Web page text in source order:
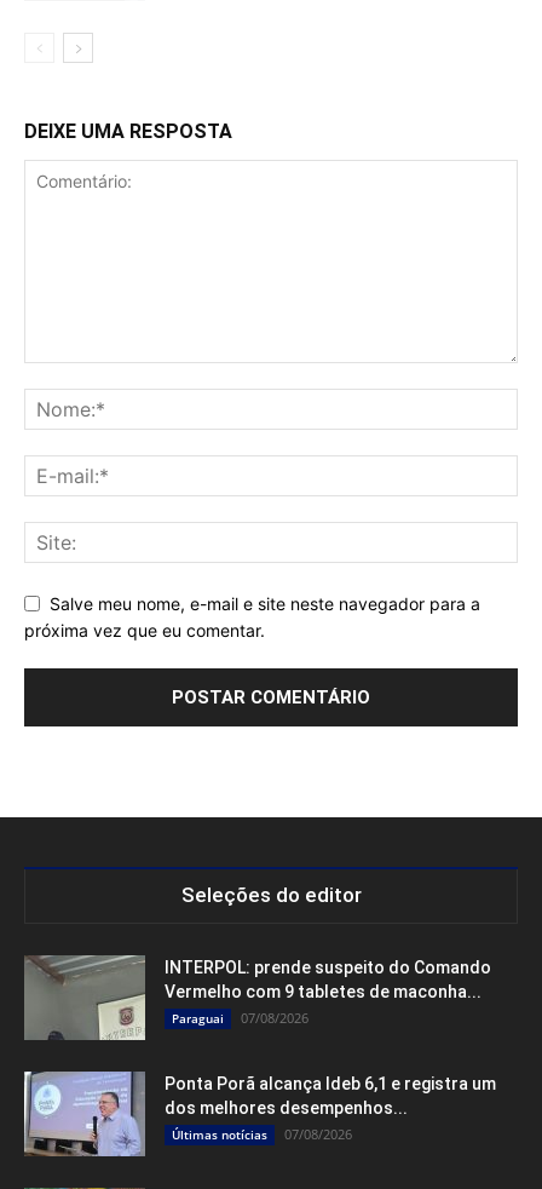
DEIXE UMA RESPOSTA
Salve meu nome, e-mail e site neste navegador para a
próxima vez que eu comentar.
Seleções do editor
INTERPOL: prende suspeito do Comando
Vermelho com 9 tabletes de maconha...
Paraguai 07/08/2026
Ponta Porã alcança Ideb 6,1 e registra um
dos melhores desempenhos...
Últimas notícias 07/08/2026